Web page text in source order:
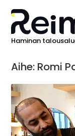
Haminan
Aihe: Romi